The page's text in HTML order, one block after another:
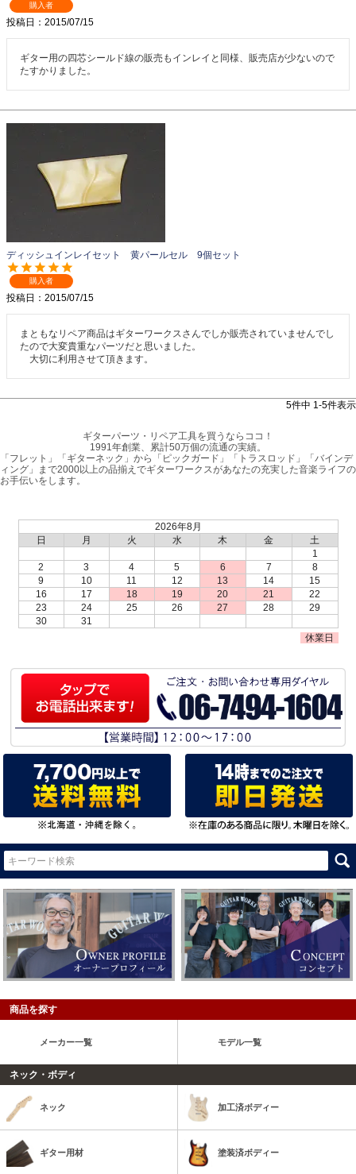
購入者
投稿日 2015/07/15
ギター用の四芯シールド線の販売もインレイと同様、販売店が少ないので
たすかりました。
ディッシュインレイセット 黄パールセル 9個セット
購入者
投稿日 2015/07/15
まともなリペア商品はギターワークスさんでしか販売されていませんでし
たので大変貴重なパーツだと思いました。
大切に利用させて頂きます。
5件中 1-5件表示
ギターパーツ・リペア工具を買うならココ！
1991年創業、累計50万個の流通の実績。
「フレット」「ギターネック」から「ピックガード」「トラスロッド」「バインデ
ィング」まで2000以上の品揃えでギターワークスがあなたの充実した音楽ライフの
お手伝いをします。
2026年8月
日
月 火 水 木 金
土
1
2
3 4 5 6 7
8
9
10 11 12 13 14
15
16
17 18 19 20 21
22
23
24 25 26 27 28
29
30
31
休業日
商品を探す
メーカー一覧 モデル一覧
ネック・ボディ
ネック 加工済ボディー
ギター用材 塗装済ボディー